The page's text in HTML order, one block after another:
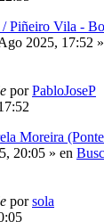
Piñeiro Vila -
2025, 17:52
porPabloJoseP
Moreira
20:05 » en
porsola